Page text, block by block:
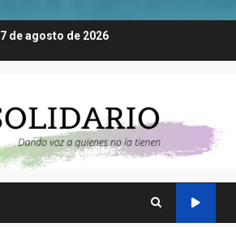
7 de agosto de 2026